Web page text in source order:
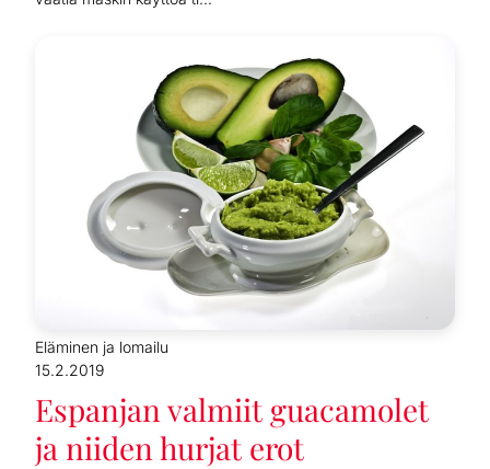
Eläminen ja lomailu
15.2.2019
Espanjan valmiit guacamolet
ja niiden hurjat erot